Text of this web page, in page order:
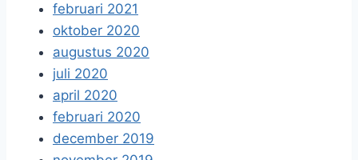
februari 2021
oktober 2020
augustus 2020
juli 2020
april 2020
februari 2020
december 2019